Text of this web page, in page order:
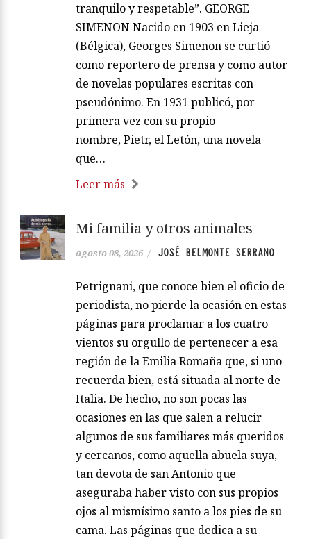
tranquilo y respetable”. GEORGE
SIMENON Nacido en 1903 en Lieja
(Bélgica), Georges Simenon se curtió
como reportero de prensa y como autor
de novelas populares escritas con
pseudónimo. En 1931 publicó, por
primera vez con su propio
nombre, Pietr, el Letón, una novela
que…
Leer más
Mi familia y otros animales
agosto 08, 2026 / JOSÉ BELMONTE SERRANO
Petrignani, que conoce bien el oficio de
periodista, no pierde la ocasión en estas
páginas para proclamar a los cuatro
vientos su orgullo de pertenecer a esa
región de la Emilia Romaña que, si uno
recuerda bien, está situada al norte de
Italia. De hecho, no son pocas las
ocasiones en las que salen a relucir
algunos de sus familiares más queridos
y cercanos, como aquella abuela suya,
tan devota de san Antonio que
aseguraba haber visto con sus propios
ojos al mismísimo santo a los pies de su
cama. Las páginas que dedica a su